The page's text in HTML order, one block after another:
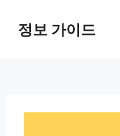
정보 가이드